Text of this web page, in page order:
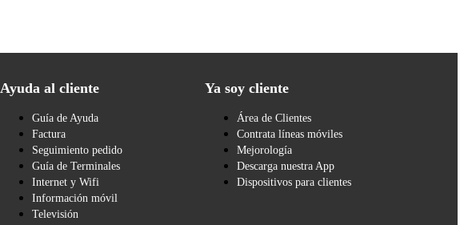
Ayuda al cliente
Guía de Ayuda
Factura
Seguimiento pedido
Guía de Terminales
Internet y Wifi
Información móvil
Televisión
Ya soy cliente
Área de Clientes
Contrata líneas móviles
Mejorología
Descarga nuestra App
Dispositivos para clientes